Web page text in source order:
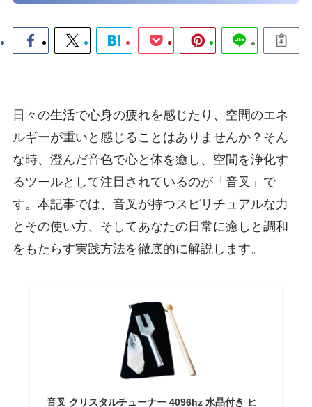
日々の生活で心身の疲れを感じたり、空間のエネ
ルギーが重いと感じることはありませんか？そん
な時、澄んだ音色で心と体を癒し、空間を浄化す
るツールとして注目されているのが「音叉」で
す。本記事では、音叉が持つスピリチュアルな力
とその使い方、そしてあなたの日常に癒しと調和
をもたらす実践方法を徹底的に解説します。
音叉 クリスタルチューナー 4096hz 水晶付き ヒ